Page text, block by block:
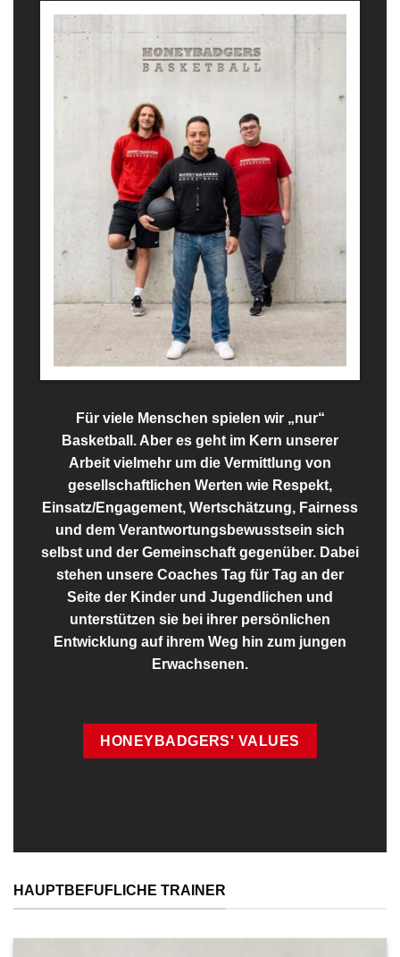
Für viele Menschen spielen wir „nur“
Basketball. Aber es geht im Kern unserer
Arbeit vielmehr um die Vermittlung von
gesellschaftlichen Werten wie Respekt,
Einsatz/Engagement, Wertschätzung, Fairness
und dem Verantwortungsbewusstsein sich
selbst und der Gemeinschaft gegenüber. Dabei
stehen unsere Coaches Tag für Tag an der
Seite der Kinder und Jugendlichen und
unterstützen sie bei ihrer persönlichen
Entwicklung auf ihrem Weg hin zum jungen
Erwachsenen.
HONEYBADGERS' VALUES
HAUPTBEFUFLICHE TRAINER